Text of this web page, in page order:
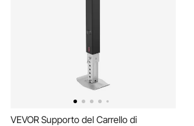
VEVOR Supporto del Carrello di